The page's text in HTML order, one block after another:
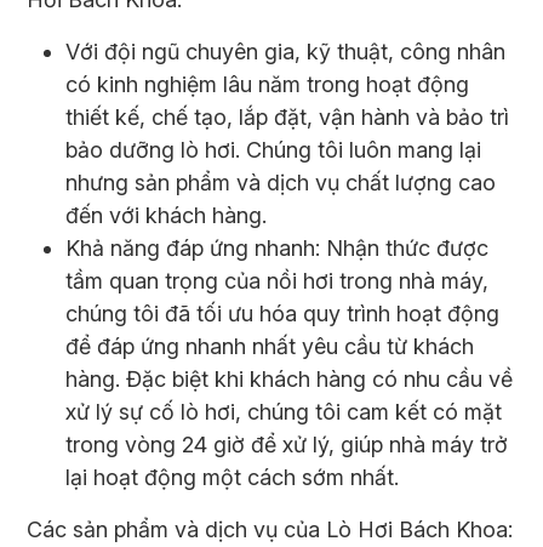
Với đội ngũ chuyên gia, kỹ thuật, công nhân
có kinh nghiệm lâu năm trong hoạt động
thiết kế, chế tạo, lắp đặt, vận hành và bảo trì
bảo dưỡng lò hơi. Chúng tôi luôn mang lại
nhưng sản phẩm và dịch vụ chất lượng cao
đến với khách hàng.
Khả năng đáp ứng nhanh: Nhận thức được
tầm quan trọng của nồi hơi trong nhà máy,
chúng tôi đã tối ưu hóa quy trình hoạt động
để đáp ứng nhanh nhất yêu cầu từ khách
hàng. Đặc biệt khi khách hàng có nhu cầu về
xử lý sự cố lò hơi, chúng tôi cam kết có mặt
trong vòng 24 giờ để xử lý, giúp nhà máy trở
lại hoạt động một cách sớm nhất.
Các sản phẩm và dịch vụ của Lò Hơi Bách Khoa: